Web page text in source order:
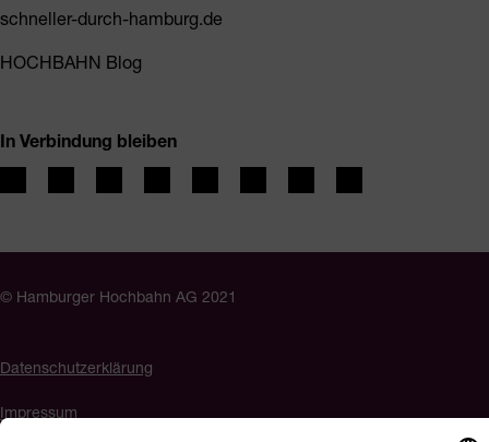
schneller-durch-hamburg.de
HOCHBAHN Blog
In Verbindung bleiben
© Hamburger Hochbahn AG 2021
Datenschutzerklärung
Impressum